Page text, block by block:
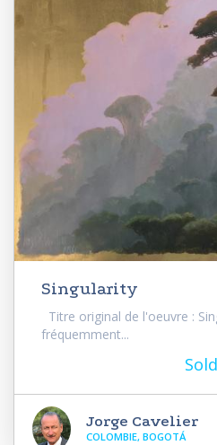
Singularity
Titre original de l'oeuvre :
fréquemment...
Sold
Jorge Cavelier
COLOMBIE, BOGOTÁ